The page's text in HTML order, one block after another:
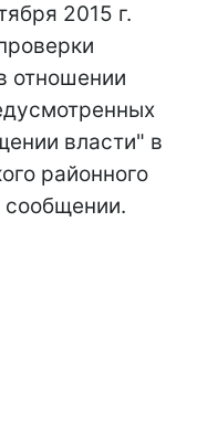
2015 г.
отношении
власти" в
районного
сообщении.